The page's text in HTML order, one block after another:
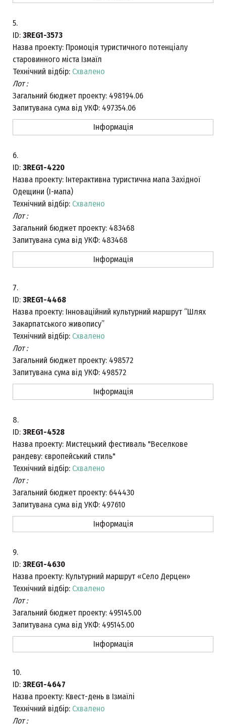
5.
ID: 3REG1-3573
Назва проекту: Промоція туристичного потенціалу
старовинного міста Ізмаїл
Технічний відбір: Схвалено
Лот :
Загальний бюджет проекту: 498194.06
Запитувана сума від УКФ: 497354.06
Інформація
6.
ID: 3REG1-4220
Назва проекту: Інтерактивна туристична мапа Західної
Одещини (І-мапа)
Технічний відбір: Схвалено
Лот :
Загальний бюджет проекту: 483468
Запитувана сума від УКФ: 483468
Інформація
7.
ID: 3REG1-4468
Назва проекту: Інноваційний культурний маршрут “Шлях
Закарпатського живопису”
Технічний відбір: Схвалено
Лот :
Загальний бюджет проекту: 498572
Запитувана сума від УКФ: 498572
Інформація
8.
ID: 3REG1-4528
Назва проекту: Мистецький фестиваль "Веселкове
рандеву: європейський стиль"
Технічний відбір: Схвалено
Лот :
Загальний бюджет проекту: 644430
Запитувана сума від УКФ: 497610
Інформація
9.
ID: 3REG1-4630
Назва проекту: Культурний маршрут «Село Дерцен»
Технічний відбір: Схвалено
Лот :
Загальний бюджет проекту: 495145.00
Запитувана сума від УКФ: 495145.00
Інформація
10.
ID: 3REG1-4647
Назва проекту: Квест-день в Ізмаїлі
Технічний відбір: Схвалено
Лот :